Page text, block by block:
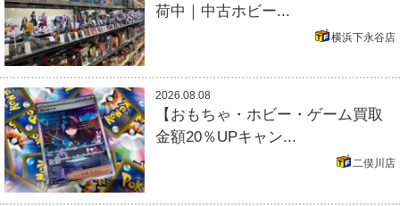
荷中｜中古ホビー...
横浜下永谷店
2026.08.08
【おもちゃ・ホビー・ゲーム買取
金額20％UPキャン...
二俣川店